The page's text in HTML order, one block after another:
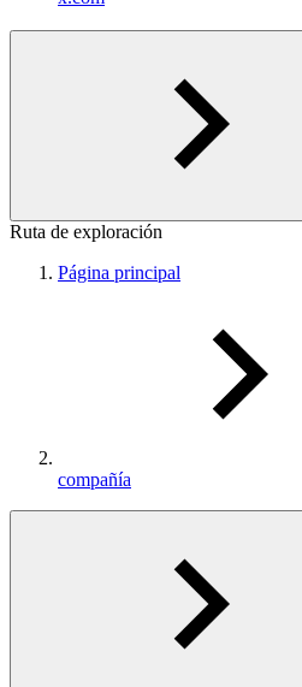
Ruta de exploración
Página principal
compañía